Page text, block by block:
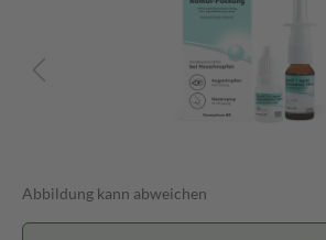
Abbildung kann abweichen